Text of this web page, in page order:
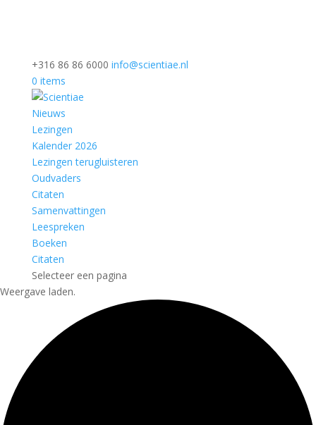
+316 86 86 6000 info@scientiae.nl
0 items
Nieuws
Lezingen
Kalender 2026
Lezingen terugluisteren
Oudvaders
Citaten
Samenvattingen
Leespreken
Boeken
Citaten
Selecteer een pagina
Weergave laden.